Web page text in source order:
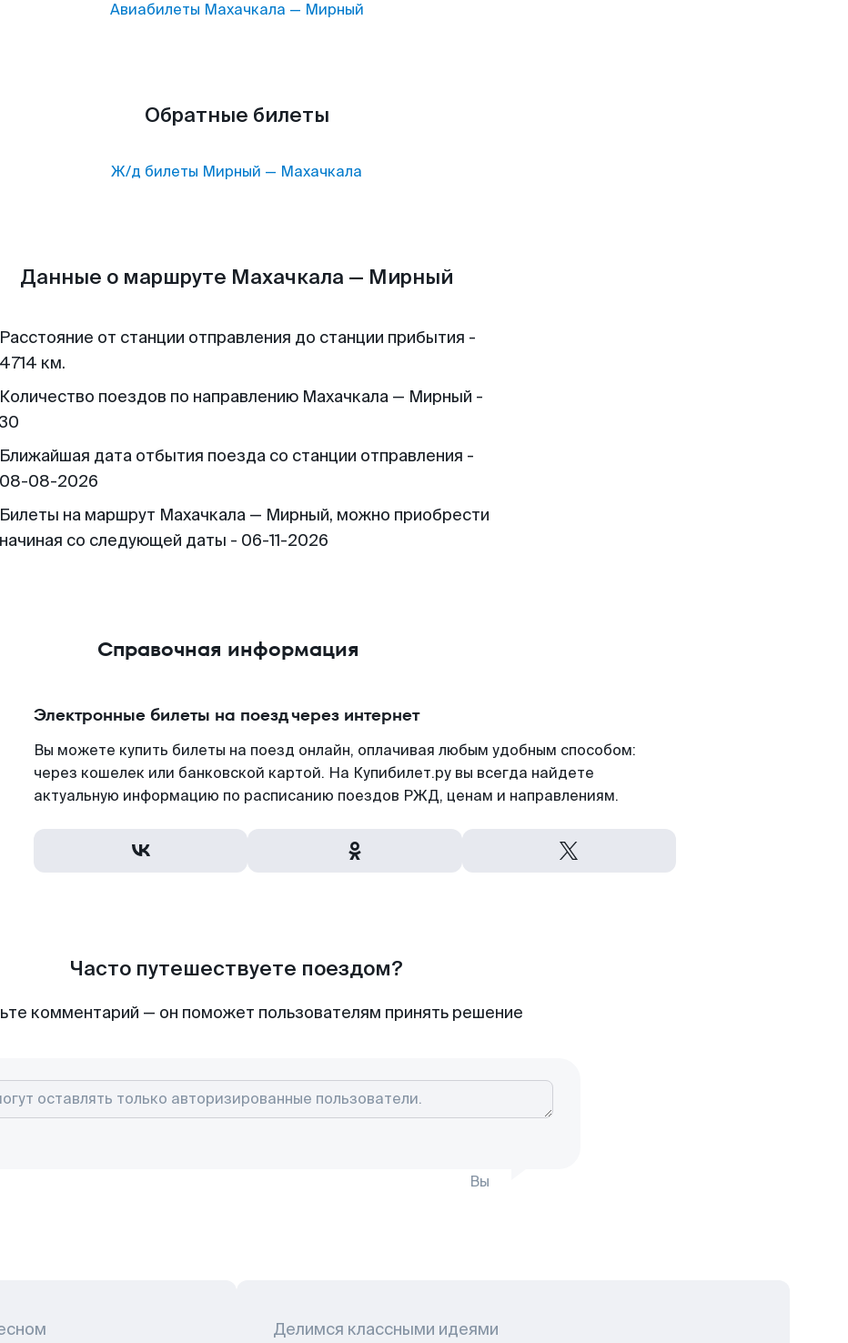
Авиабилеты Махачкала — Мирный
Обратные билеты
Ж/д билеты Мирный — Махачкала
Данные о маршруте Махачкала — Мирный
Расстояние от станции отправления до станции прибытия -
4714 км.
Количество поездов по направлению Махачкала — Мирный -
30
Ближайшая дата отбытия поезда со станции отправления -
08-08-2026
Билеты на маршрут Махачкала — Мирный, можно приобрести
начиная со следующей даты - 06-11-2026
Справочная информация
Электронные билеты на поезд через интернет
Вы можете купить билеты на поезд онлайн, оплачивая любым удобным способом:
через кошелек или банковской картой. На Купибилет.ру вы всегда найдете
актуальную информацию по расписанию поездов РЖД, ценам и направлениям.
Часто путешествуете поездом?
комментарий — он поможет пользователям принять решение
Вы
Делимся классными идеями